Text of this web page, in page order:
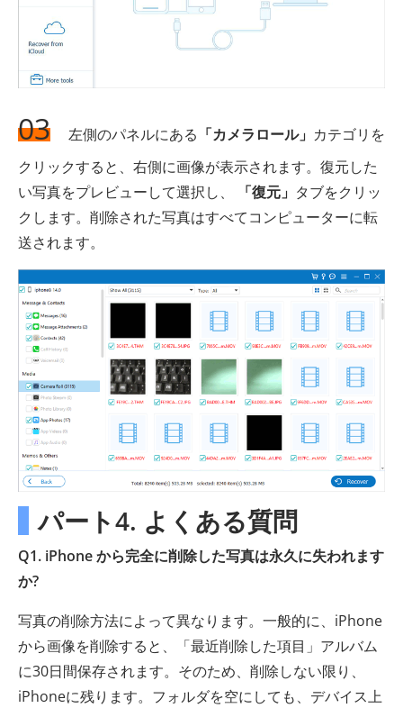
03 左側のパネルにある 「カメラロール」 カテゴリを
クリックすると、右側に画像が表示されます。復元した
い写真をプレビューして選択し、
「復元」 タブをクリッ
クします。削除された写真はすべてコンピューターに転
送されます。
パート4. よくある質問
Q1. iPhone から完全に削除した写真は永久に失われます
か?
写真の削除方法によって異なります。一般的に、iPhone
から画像を削除すると、「最近削除した項目」アルバム
に30日間保存されます。そのため、削除しない限り、
iPhoneに残ります。フォルダを空にしても、デバイス上